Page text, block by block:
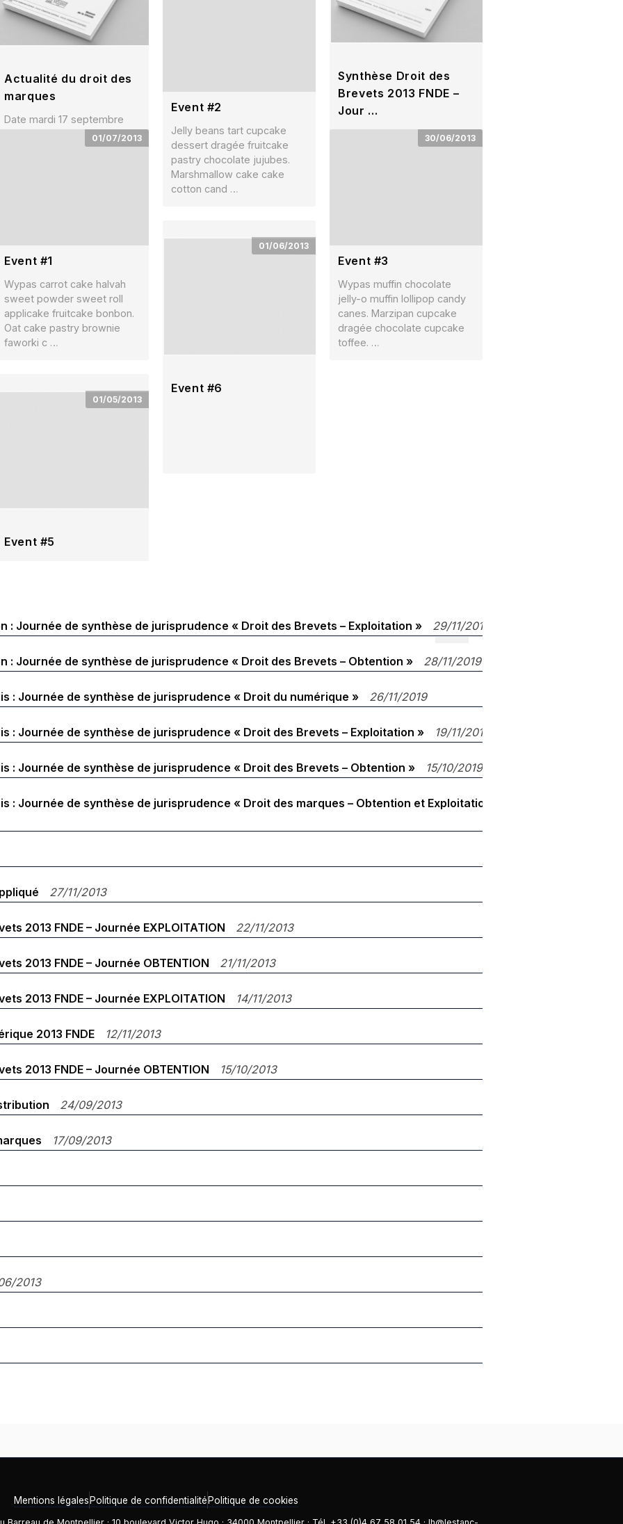
Synthèse Droit des
Brevets 2013 FNDE –
Jour …
Date Mardi 15 octobre 2013 –
Paris Lieu Maison de la
Actualité du droit des
marques
Date mardi 17 septembre
2013 – PARIS Lieu Paris
télephone 04.72.77.70.00
Event #2
Jelly beans tart cupcake
dessert dragée fruitcake
pastry chocolate jujubes.
Marshmallow cake cake
cotton cand …
01/07/2013
Event #1
Wypas carrot cake halvah
sweet powder sweet roll
applicake fruitcake bonbon.
Oat cake pastry brownie
faworki c …
30/06/2013
Event #3
Wypas muffin chocolate
jelly-o muffin lollipop candy
canes. Marzipan cupcake
dragée chocolate cupcake
toffee. …
01/06/2013
Event #6
01/05/2013
Event #5
: Journée de synthèse de jurisprudence « Droit des Brevets – Exploitation » 29/11/2019
: Journée de synthèse de jurisprudence « Droit des Brevets – Obtention » 28/11/2019
: Journée de synthèse de jurisprudence « Droit du numérique » 26/11/2019
: Journée de synthèse de jurisprudence « Droit des Brevets – Exploitation » 19/11/2019
: Journée de synthèse de jurisprudence « Droit des Brevets – Obtention » 15/10/2019
: Journée de synthèse de jurisprudence « Droit des marques – Obtention et Exploitation
27/11/2013
2013 FNDE – Journée EXPLOITATION 22/11/2013
2013 FNDE – Journée OBTENTION 21/11/2013
2013 FNDE – Journée EXPLOITATION 14/11/2013
2013 FNDE 12/11/2013
2013 FNDE – Journée OBTENTION 15/10/2013
24/09/2013
17/09/2013
2013
Mentions légales Politique de confidentialité Politique de cookies